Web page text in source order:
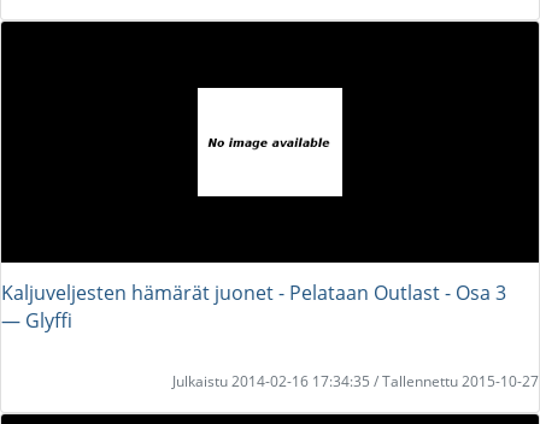
Kaljuveljesten hämärät juonet - Pelataan Outlast - Osa 3
― Glyffi
Julkaistu 2014-02-16 17:34:35 / Tallennettu 2015-10-27